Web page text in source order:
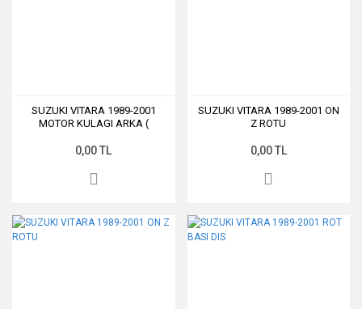
SUZUKI VITARA 1989-2001
MOTOR KULAGI ARKA (
0,00 TL
SUZUKI VITARA 1989-2001 ON
Z ROTU
0,00 TL